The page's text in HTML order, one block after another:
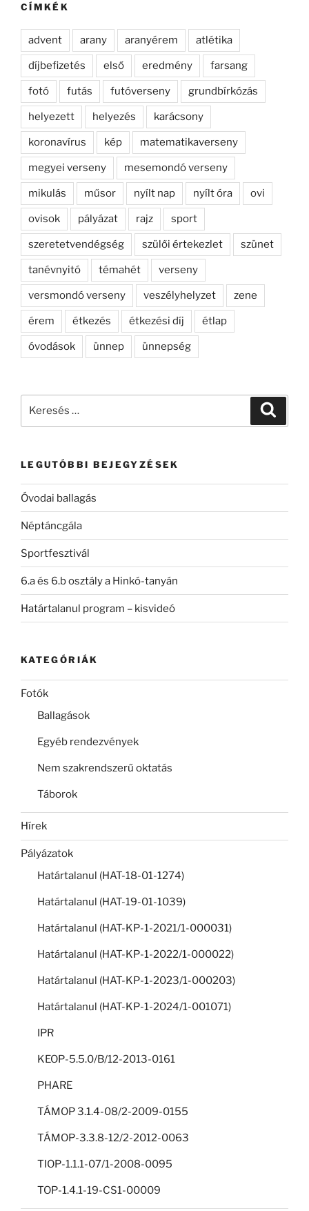
CÍMKÉK
advent arany aranyérem atlétika
díjbefizetés első eredmény farsang
fotó futás futóverseny grundbírkózás
helyezett helyezés karácsony
koronavírus kép matematikaverseny
megyei verseny mesemondó verseny
mikulás műsor nyílt nap nyílt óra ovi
ovisok pályázat rajz sport
szeretetvendégség szülői értekezlet szünet
tanévnyitó témahét verseny
versmondó verseny veszélyhelyzet zene
érem étkezés étkezési díj étlap
óvodások ünnep ünnepség
LEGUTÓBBI BEJEGYZÉSEK
Óvodai ballagás
Néptáncgála
Sportfesztivál
6.a és 6.b osztály a Hinkó-tanyán
Határtalanul program – kisvideó
KATEGÓRIÁK
Fotók
Ballagások
Egyéb rendezvények
Nem szakrendszerű oktatás
Táborok
Hírek
Pályázatok
Határtalanul (HAT-18-01-1274)
Határtalanul (HAT-19-01-1039)
Határtalanul (HAT-KP-1-2021/1-000031)
Határtalanul (HAT-KP-1-2022/1-000022)
Határtalanul (HAT-KP-1-2023/1-000203)
Határtalanul (HAT-KP-1-2024/1-001071)
IPR
KEOP-5.5.0/B/12-2013-0161
PHARE
TÁMOP 3.1.4-08/2-2009-0155
TÁMOP-3.3.8-12/2-2012-0063
TIOP-1.1.1-07/1-2008-0095
TOP-1.4.1-19-CS1-00009